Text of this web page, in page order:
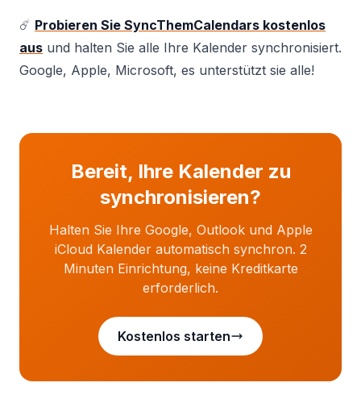
☄️ Probieren Sie SyncThemCalendars kostenlos
aus und halten Sie alle Ihre Kalender synchronisiert.
Google, Apple, Microsoft, es unterstützt sie alle!
Bereit, Ihre Kalender zu
synchronisieren?
Halten Sie Ihre Google, Outlook und Apple
iCloud Kalender automatisch synchron. 2
Minuten Einrichtung, keine Kreditkarte
erforderlich.
Kostenlos starten